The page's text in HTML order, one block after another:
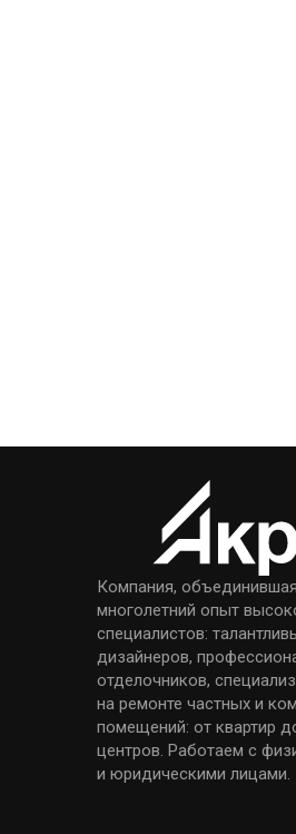
Компания, объединившая
многолетний опыт
специалистов:
дизайнеров,
отделочников,
на ремонте частных и
помещений: от квартир
центров. Работаем с
и юридическими лицами.